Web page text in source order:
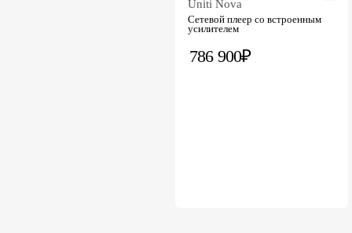
Uniti Nova
Сетевой плеер со встроенным
усилителем
786 900₽